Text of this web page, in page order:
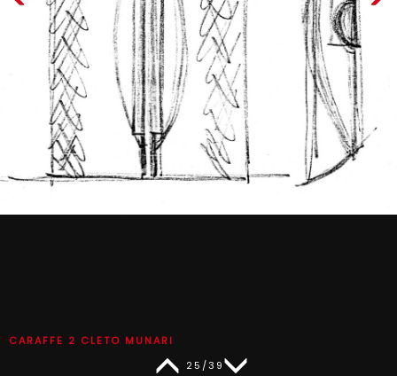
CARAFFE 2 CLETO MUNARI
25/39